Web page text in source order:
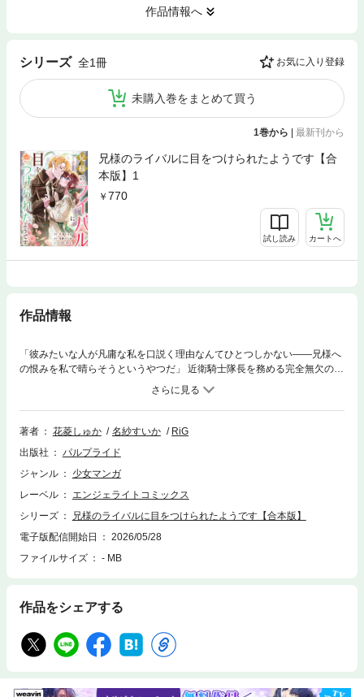
作品情報へ
シリーズ 全1冊 お気に入り登録
未購入巻をまとめて買う
1巻から | 最新刊から
兄様のライバルに目をつけられたようです【合
本版】1
770
試し読み カートへ
作品情報
「彼みたいな人が凡庸な私を口説く理由なんてひとつしかない――兄様へ
の恨みを私で晴らそうというやつだ」 近衛騎士隊長を務める完全無欠の兄
を持つ貧乏男爵令嬢アリッサ。結婚相手も見つからない、しまいには兄と
の違いに落胆されるような日々を送っていた彼女はある日、兄の同僚を名
乗る騎士セオルドに出会う。華やかな王子様顔に紳士的で優しい彼に一瞬
で心を開いたアリッサは、その日のうちに食事に誘われ舞い上がってい
いたことなど――。ひとりの男にコンプレックスを抱えるふたりが出会
う“運命の”溺愛ロマンス開幕！！【合本版限定 描き下ろし漫画4P】※本作
本版です。
著者 花菱しゅか 名紗すいか
RiG
出版社
パルプライド
ジャンル
少女マンガ
レーベル
エンジェライトコミックス
シリーズ
兄様のライバルに目をつけられたようです【合本版】
電子版配信開始日
2026/05/28
ファイルサイズ
- MB
作品をシェアする